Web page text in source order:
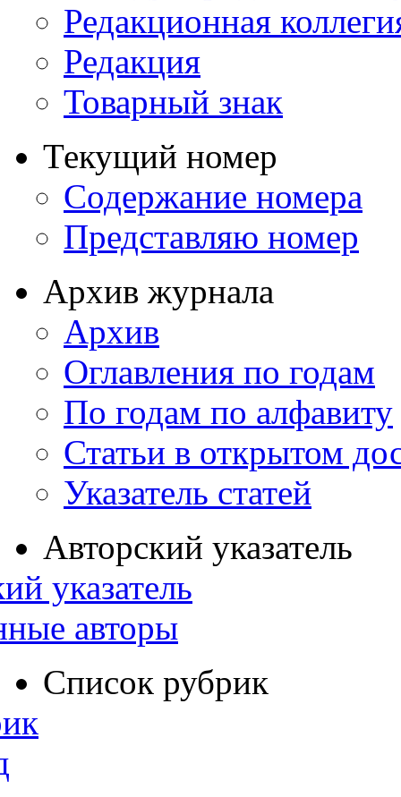
Редакционная
Редакция
Товарный знак
Текущий номер
Содержание номера
Представляю номер
Архив журнала
Архив
Оглавления по годам
По годам по алфавиту
Статьи в открытом
Указатель статей
Авторский указатель
указатель
авторы
Список рубрик